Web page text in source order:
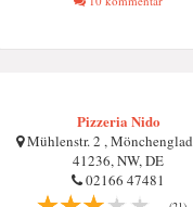
Pizzeria Nido
Mühlenstr. 2 ,
41236, NW, DE
02166 47481